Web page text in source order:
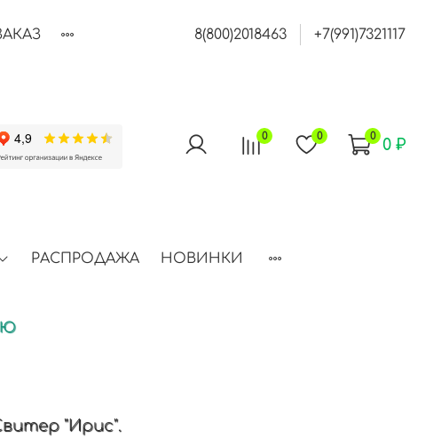
8(800)2018463 +7(991)7321117
0 0 0 0 ₽
РАСПРОДАЖА НОВИНКИ
"Ирис".